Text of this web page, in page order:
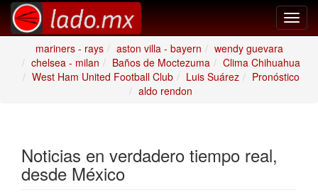
mariners - rays
aston villa - bayern
wendy guevara
chelsea - milan
Baños de Moctezuma
Clima Chihuahua
West Ham United Football Club
Luis Suárez
Pronóstico
aldo rendon
Noticias en verdadero tiempo real,
desde México